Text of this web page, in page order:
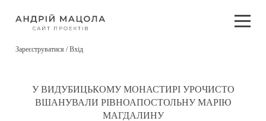
Зареєструватися / Вхід
У ВИДУБИЦЬКОМУ МОНАСТИРІ УРОЧИСТО
ВШАНУВАЛИ РІВНОАПОСТОЛЬНУ МАРІЮ
МАГДАЛИНУ